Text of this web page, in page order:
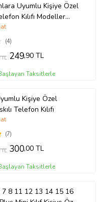
Uyumlu Kişiye Özel
Kılıfı Modeller
(4)
TL 249,90 TL
Taksitlerle
Kişiye Özel
Telefon Kılıfı
(7)
TL 300,00 TL
Taksitlerle
7 8 11 12 13 14 15 16